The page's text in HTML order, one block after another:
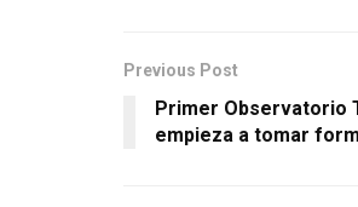
Previous Post
Primer Observatorio
empieza a tomar